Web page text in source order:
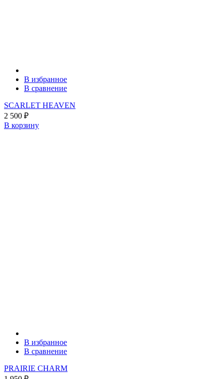
В избранное
В сравнение
SCARLET HEAVEN
2 500 ₽
В корзину
В избранное
В сравнение
PRAIRIE CHARM